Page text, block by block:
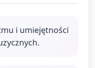
i umiejętności